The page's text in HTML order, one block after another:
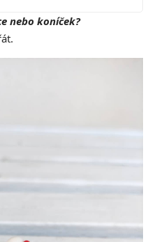
nebo koníček?